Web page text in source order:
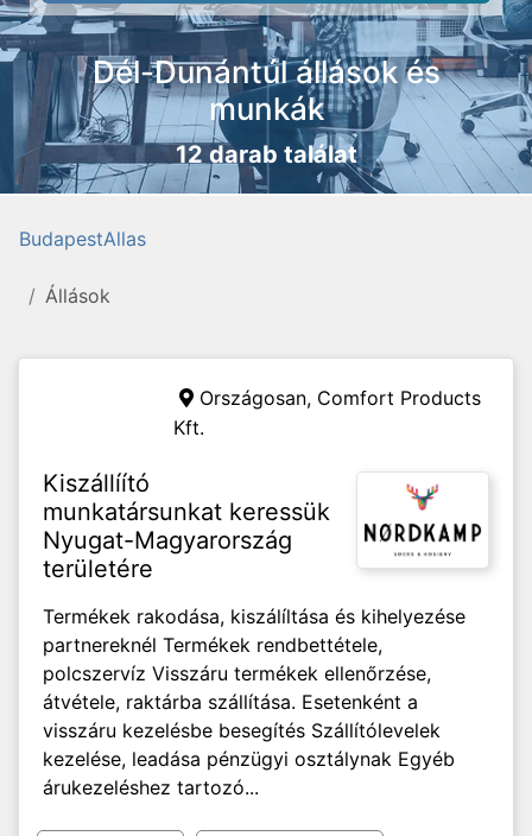
Dél-Dunántúl állások és
munkák
12 darab találat
BudapestAllas
Állások
Országosan, Comfort Products
Kft.
Kiszállíító
munkatársunkat keressük
Nyugat-Magyarország
területére
Termékek rakodása, kiszálíltása és kihelyezése
partnereknél Termékek rendbettétele,
polcszervíz Visszáru termékek ellenőrzése,
átvétele, raktárba szállítása. Esetenként a
visszáru kezelésbe besegítés Szállítólevelek
kezelése, leadása pénzügyi osztálynak Egyéb
árukezeléshez tartozó...